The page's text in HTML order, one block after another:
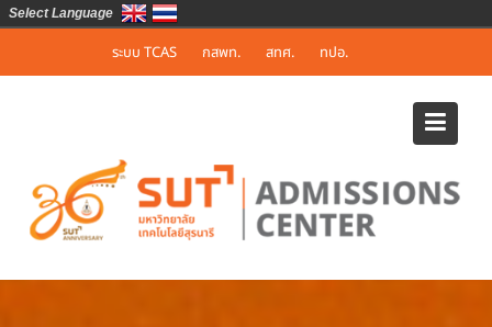
ระบบ TCAS กสพท. สทศ. ทปอ.
Select Language